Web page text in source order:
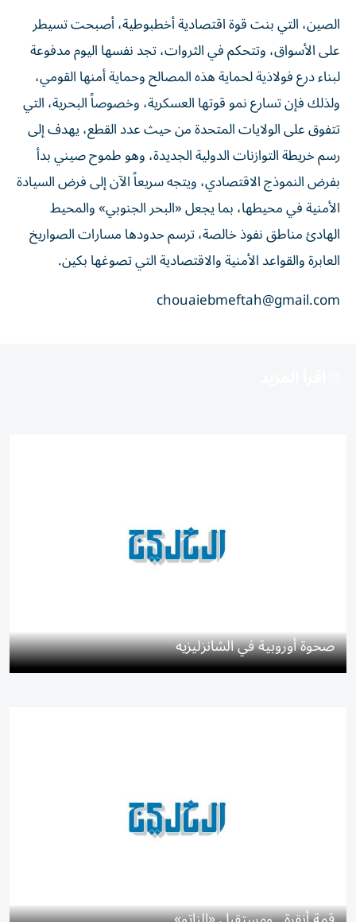
الصين، التي بنت قوة اقتصادية أخطبوطية، أصبحت تسيطر
على الأسواق، وتتحكم في الثروات، تجد نفسها اليوم مدفوعة
لبناء درع فولاذية لحماية هذه المصالح وحماية أمنها القومي،
ولذلك فإن تسارع نمو قوتها العسكرية، وخصوصاً البحرية، التي
تتفوق على الولايات المتحدة من حيث عدد القطع، يهدف إلى
رسم خريطة التوازنات الدولية الجديدة، وهو طموح صيني بدأ
بفرض النموذج الاقتصادي، ويتجه سريعاً الآن إلى فرض السيادة
الأمنية في محيطها، بما يجعل «البحر الجنوبي» والمحيط
الهادئ مناطق نفوذ خالصة، ترسم حدودها مسارات الصواريخ
العابرة والقواعد الأمنية والاقتصادية التي تصوغها بكين.
chouaiebmeftah@gmail.com
صحوة أوروبية في الشانزليزيه